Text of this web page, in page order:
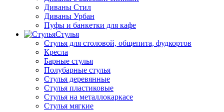
Диваны Стил
Диваны Урбан
Пуфы и банкетки для кафе
Стулья
Стулья для столовой, общепита, фудкортов
Кресла
Барные стулья
Полубарные стулья
Стулья деревянные
Стулья пластиковые
Стулья на металлокаркасе
Стулья мягкие